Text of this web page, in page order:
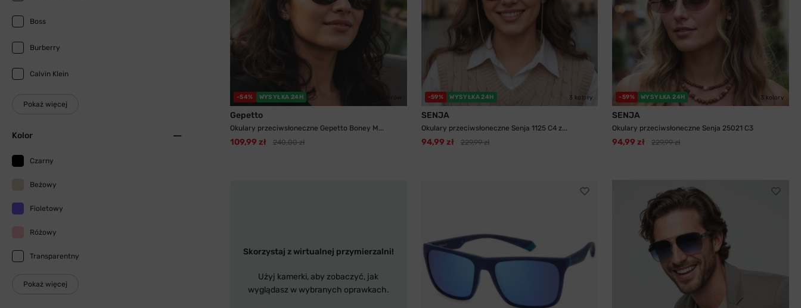
Boss
Burberry
Calvin Klein
Pokaż więcej
Kolor
Czarny
Beżowy
Fioletowy
Różowy
Transparentny
Pokaż więcej
-54% WYSYŁKA 24H
Gepetto
Okulary przeciwsłoneczne Gepetto Boney M...
109,99 zł 240,00 zł
-59% WYSYŁKA 24H 3 kolory
SENJA
Okulary przeciwsłoneczne Senja 1125 C4 z...
94,99 zł 229,99 zł
-59% WYSYŁKA 24H 3 kolory
SENJA
Okulary przeciwsłoneczne Senja 25021 C3
94,99 zł 229,99 zł
Skorzystaj z wirtualnej przymierzalni!
Użyj kamerki, aby zobaczyć, jak
wyglądasz w wybranych oprawkach.